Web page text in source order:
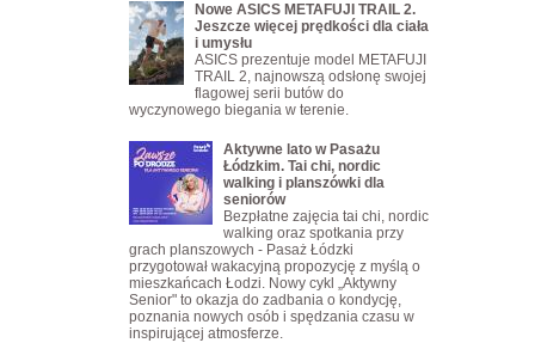
Nowe ASICS METAFUJI TRAIL 2.
Jeszcze więcej prędkości dla ciała
i umysłu
ASICS prezentuje model METAFUJI
TRAIL 2, najnowszą odsłonę swojej
flagowej serii butów do
wyczynowego biegania w terenie.
Aktywne lato w Pasażu
Łódzkim. Tai chi, nordic
walking i planszówki dla
seniorów
Bezpłatne zajęcia tai chi, nordic
walking oraz spotkania przy
grach planszowych - Pasaż Łódzki
przygotował wakacyjną propozycję z myślą o
mieszkańcach Łodzi. Nowy cykl „Aktywny
Senior" to okazja do zadbania o kondycję,
poznania nowych osób i spędzania czasu w
inspirującej atmosferze.